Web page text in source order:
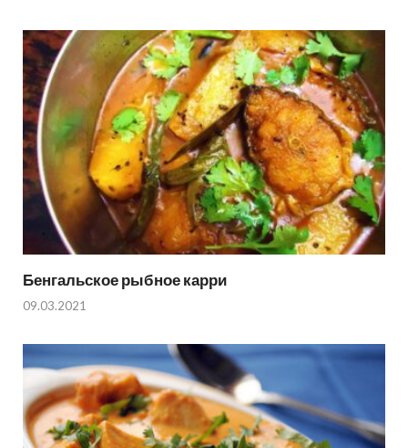
Бенгальское рыбное карри
09.03.2021